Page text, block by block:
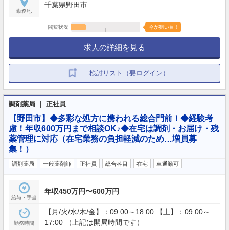
勤務地
千葉県野田市
閲覧状況 今が狙い目！
求人の詳細を見る
検討リスト（要ログイン）
調剤薬局 ｜ 正社員
【野田市】◆多彩な処方に携われる総合門前！◆経験考
慮！年収600万円まで相談OK♪◆在宅は調剤・お届け・残
薬管理に対応（在宅業務の負担軽減のため…増員募
集！）
調剤薬局 一般薬剤師 正社員 総合科目 在宅 車通勤可
給与・手当
年収450万円〜600万円
勤務時間
【月/火/水/木/金】：09:00～18:00 【土】：09:00～
17:00 （上記は開局時間です）